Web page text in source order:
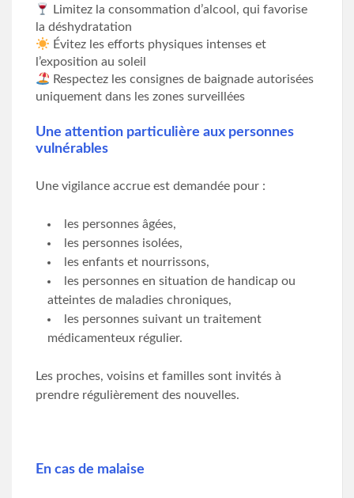
Limitez la consommation d’alcool, qui favorise
la déshydratation
Évitez les efforts physiques intenses et
l’exposition au soleil
Respectez les consignes de baignade autorisées
uniquement dans les zones surveillées
Une attention particulière aux personnes
vulnérables
Une vigilance accrue est demandée pour :
les personnes âgées,
les personnes isolées,
les enfants et nourrissons,
les personnes en situation de handicap ou
atteintes de maladies chroniques,
les personnes suivant un traitement
médicamenteux régulier.
Les proches, voisins et familles sont invités à
prendre régulièrement des nouvelles.
En cas de malaise